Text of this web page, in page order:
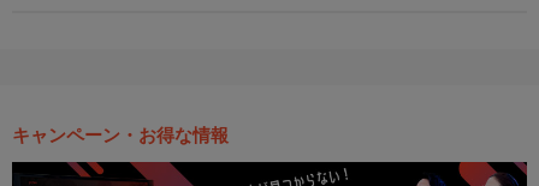
キャンペーン・お得な情報